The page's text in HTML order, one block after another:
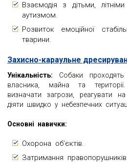
Взаємодія з дітьми,
аутизмом.
Розвиток емоційної
тварини.
Захисно-караульне
Унікальність: Собаки
власника, майна та
визначати загрози, реагувати
діяти швидко у небезпечних
Основні навички:
Охорона об’єктів.
Затримання